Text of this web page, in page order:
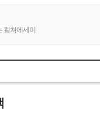
컬쳐에세이